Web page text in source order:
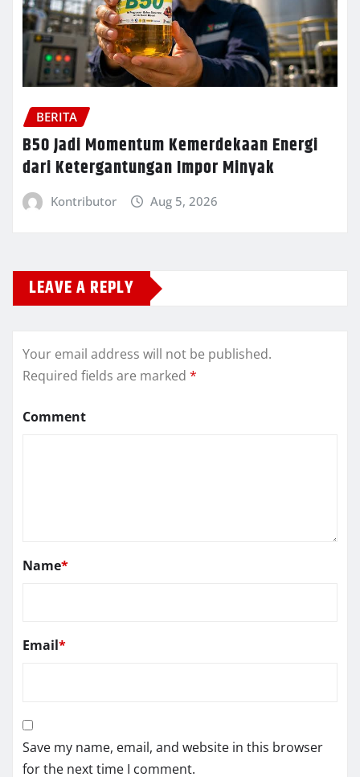
BERITA
B50 Jadi Momentum Kemerdekaan Energi
dari Ketergantungan Impor Minyak
Kontributor Aug 5, 2026
LEAVE A REPLY
Your email address will not be published.
Required fields are marked *
Comment
Name*
Email*
Save my name, email, and website in this browser
for the next time I comment.